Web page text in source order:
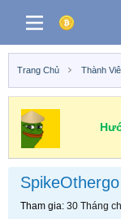
Trang Chủ Thành
SpikeOthergo
Tham gia 30 Tháng